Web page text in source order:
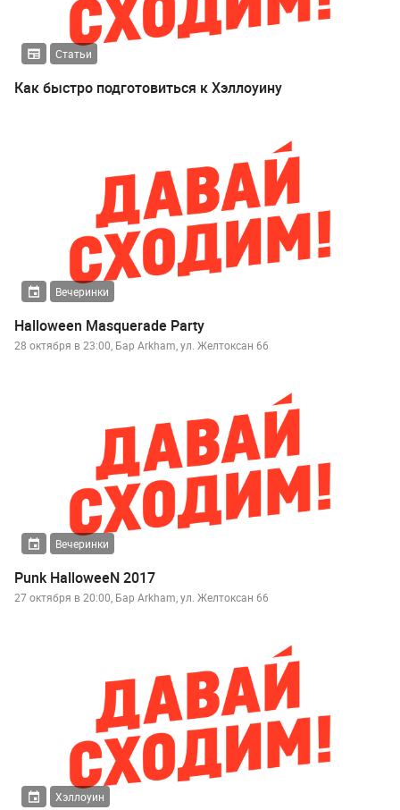
Статьи
Как быстро подготовиться к Хэллоуину
Вечеринки
Halloween Masquerade Party
28 октября в 23:00, Бар Arkham, ул. Желтоксан 66
Вечеринки
Punk HalloweeN 2017
27 октября в 20:00, Бар Arkham, ул. Желтоксан 66
Хэллоуин